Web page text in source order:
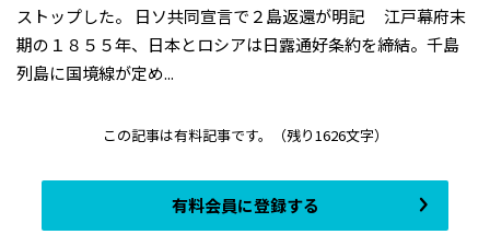
ストップした。 日ソ共同宣言で２島返還が明記 江戸幕府末
期の１８５５年、日本とロシアは日露通好条約を締結。千島
列島に国境線が定め...
この記事は有料記事です。 （残り1626文字）
有料会員に登録する